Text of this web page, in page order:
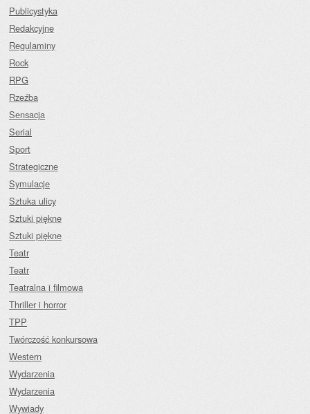
Publicystyka
Redakcyjne
Regulaminy
Rock
RPG
Rzeźba
Sensacja
Serial
Sport
Strategiczne
Symulacje
Sztuka ulicy
Sztuki piękne
Sztuki piękne
Teatr
Teatr
Teatralna i filmowa
Thriller i horror
TPP
Twórczość konkursowa
Western
Wydarzenia
Wydarzenia
Wywiady